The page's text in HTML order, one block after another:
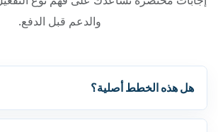
والدعم قبل الدفع.
هل هذه الخطط أصلية؟